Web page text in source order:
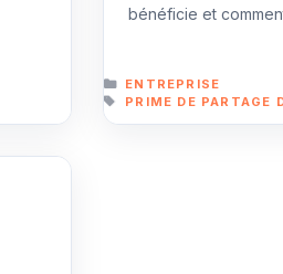
bénéficie et
CATÉGORIES
ENTREPRISE
ÉTIQUETTES
PRIME DE PARTAGE